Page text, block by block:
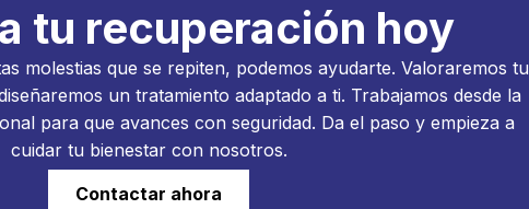
tu recuperación hoy
molestias que se repiten, podemos ayudarte. Valoraremos tu
un tratamiento adaptado a ti. Trabajamos desde la
para que avances con seguridad. Da el paso y empieza a
cuidar tu bienestar con nosotros.
Contactar ahora